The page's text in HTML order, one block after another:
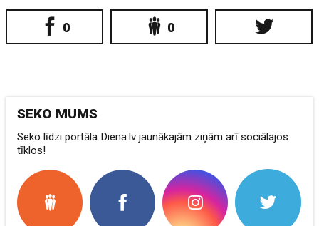
0 0
SEKO MUMS
Seko līdzi portāla Diena.lv jaunākajām ziņām arī sociālajos
tīklos!